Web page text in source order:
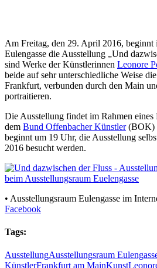
Am Freitag, den 29. April 2016, beginnt
Eulengasse die Ausstellung „Und
sind Werke der Künstlerinnen Leonore
beide auf sehr unterschiedliche Weise
Frankfurt, verbunden durch den Main
portraitieren.
Die Ausstellung findet im Rahmen
dem Bund Offenbacher Künstler(BOK)
beginnt um 19 Uhr, die Ausstellung
2016 besucht werden.
• Ausstellungsraum Eulengasse im
Facebook
Tags:
AusstellungAusstellungsraum
KünstlerFrankfurt am MainKunst